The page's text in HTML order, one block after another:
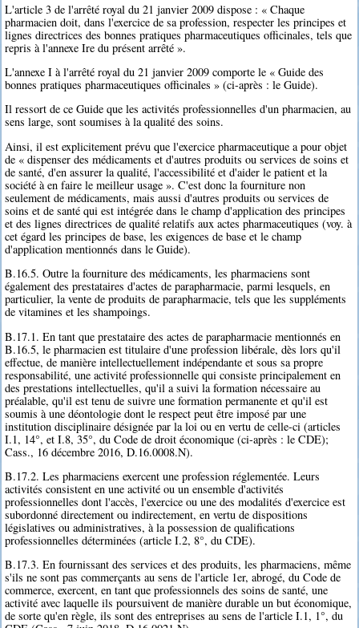
L'article 3 de l'arrêté royal du 21 janvier 2009 dispose : « Chaque
pharmacien doit, dans l'exercice de sa profession, respecter les principes et
lignes directrices des bonnes pratiques pharmaceutiques officinales, tels que
repris à l'annexe Ire du présent arrêté ».
L'annexe I à l'arrêté royal du 21 janvier 2009 comporte le « Guide des
bonnes pratiques pharmaceutiques officinales » (ci-après : le Guide).
Il ressort de ce Guide que les activités professionnelles d'un pharmacien, au
sens large, sont soumises à la qualité des soins.
Ainsi, il est explicitement prévu que l'exercice pharmaceutique a pour objet
de « dispenser des médicaments et d'autres produits ou services de soins et
de santé, d'en assurer la qualité, l'accessibilité et d'aider le patient et la
société à en faire le meilleur usage ». C'est donc la fourniture non
seulement de médicaments, mais aussi d'autres produits ou services de
soins et de santé qui est intégrée dans le champ d'application des principes
et des lignes directrices de qualité relatifs aux actes pharmaceutiques (voy. à
cet égard les principes de base, les exigences de base et le champ
d'application mentionnés dans le Guide).
B.16.5. Outre la fourniture des médicaments, les pharmaciens sont
également des prestataires d'actes de parapharmacie, parmi lesquels, en
particulier, la vente de produits de parapharmacie, tels que les suppléments
de vitamines et les shampoings.
B.17.1. En tant que prestataire des actes de parapharmacie mentionnés en
B.16.5, le pharmacien est titulaire d'une profession libérale, dès lors qu'il
effectue, de manière intellectuellement indépendante et sous sa propre
responsabilité, une activité professionnelle qui consiste principalement en
des prestations intellectuelles, qu'il a suivi la formation nécessaire au
préalable, qu'il est tenu de suivre une formation permanente et qu'il est
soumis à une déontologie dont le respect peut être imposé par une
institution disciplinaire désignée par la loi ou en vertu de celle-ci (articles
I.1, 14°, et I.8, 35°, du Code de droit économique (ci-après : le CDE);
Cass., 16 décembre 2016, D.16.0008.N).
B.17.2. Les pharmaciens exercent une profession réglementée. Leurs
activités consistent en une activité ou un ensemble d'activités
professionnelles dont l'accès, l'exercice ou une des modalités d'exercice est
subordonné directement ou indirectement, en vertu de dispositions
législatives ou administratives, à la possession de qualifications
professionnelles déterminées (article I.2, 8°, du CDE).
B.17.3. En fournissant des services et des produits, les pharmaciens, même
s'ils ne sont pas commerçants au sens de l'article 1er, abrogé, du Code de
commerce, exercent, en tant que professionnels des soins de santé, une
activité avec laquelle ils poursuivent de manière durable un but économique,
de sorte qu'en règle, ils sont des entreprises au sens de l'article I.1, 1°, du